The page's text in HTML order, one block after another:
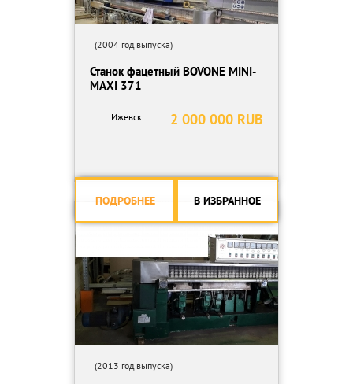
(2004 год выпуска)
Станок фацетный BOVONE MINI-
MAXI 371
2 000 000 RUB
Ижевск
ПОДРОБНЕЕ В ИЗБРАННОЕ
(2013 год выпуска)